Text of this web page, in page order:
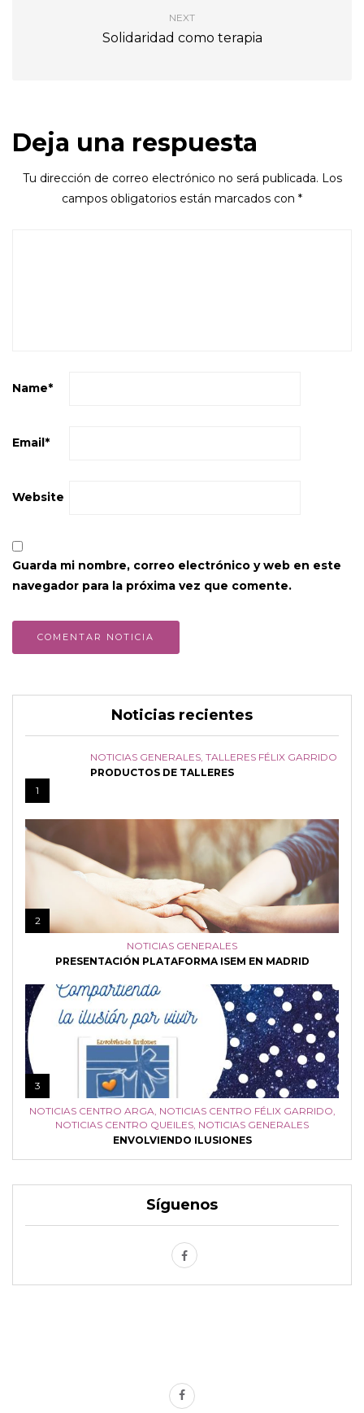
NEXT
Solidaridad como terapia
Deja una respuesta
Tu dirección de correo electrónico no será publicada. Los
campos obligatorios están marcados con *
Name*
Email*
Website
Guarda mi nombre, correo electrónico y web en este
navegador para la próxima vez que comente.
Noticias recientes
1
NOTICIAS GENERALES, TALLERES FÉLIX GARRIDO
PRODUCTOS DE TALLERES
2
NOTICIAS GENERALES
PRESENTACIÓN PLATAFORMA ISEM EN MADRID
3
NOTICIAS CENTRO ARGA, NOTICIAS CENTRO FÉLIX GARRIDO,
NOTICIAS CENTRO QUEILES, NOTICIAS GENERALES
ENVOLVIENDO ILUSIONES
Síguenos